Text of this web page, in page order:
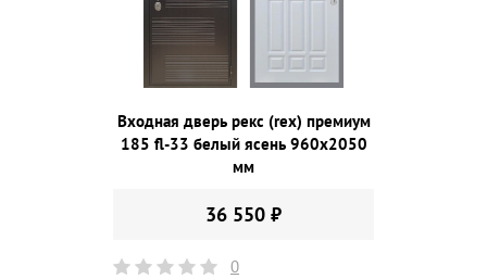
Входная дверь рекс (rex) премиум
185 fl-33 белый ясень 960х2050
мм
36 550 ₽
0